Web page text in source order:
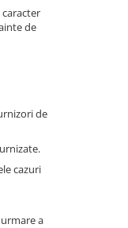
de
de
cazuri
a